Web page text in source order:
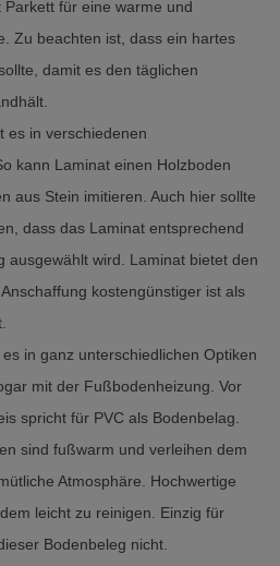
für eine warme und
Zu beachten ist, dass ein hartes
damit es den täglichen
es in verschiedenen
kann Laminat einen Holzboden
aus Stein imitieren. Auch hier sollte
dass das Laminat entsprechend
ausgewählt wird. Laminat bietet den
kostengünstiger ist als
in ganz unterschiedlichen Optiken
mit der Fußbodenheizung. Vor
spricht für PVC als Bodenbelag.
sind fußwarm und verleihen dem
Atmosphäre. Hochwertige
leicht zu reinigen. Einzig für
Bodenbeleg nicht.